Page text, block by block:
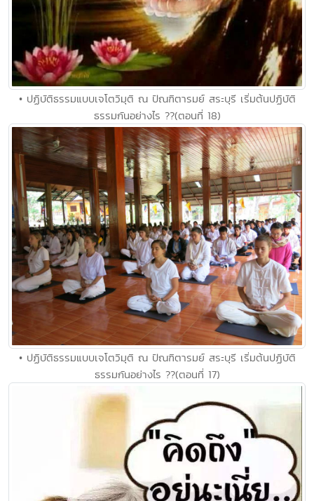
• ปฏิบัติธรรมแบบเจโตวิมุติ ณ ปัณฑิตารมย์ สระบุรี เริ่มต้นปฏิบัติ
ธรรมกันอย่างไร ??(ตอนที่ 18)
• ปฏิบัติธรรมแบบเจโตวิมุติ ณ ปัณฑิตารมย์ สระบุรี เริ่มต้นปฏิบัติ
ธรรมกันอย่างไร ??(ตอนที่ 17)